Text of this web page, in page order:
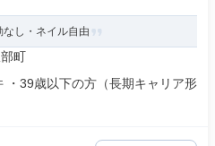
し・ネイル自由
町
39歳以下の方（長期キャリア形